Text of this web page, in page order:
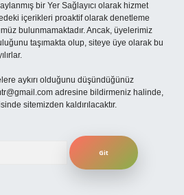
bir Yer Sağlayıcı olarak hizmet
içerikleri proaktif olarak denetleme
bulunmamaktadır. Ancak, üyelerimiz
taşımakta olup, siteye üye olarak bu
aykırı olduğunu düşündüğünüz
adresine bildirmeniz halinde,
sitemizden kaldırılacaktır.